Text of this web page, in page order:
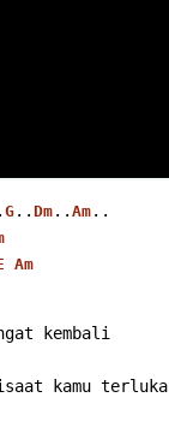
G .. Dm .. Am ..
Am
kembali
kamu terluka